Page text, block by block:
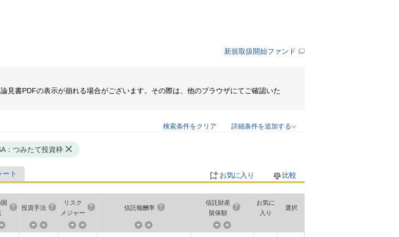
新規取扱開始ファンド
見書PDFの表示が崩れる場合がございます。その際は、他のブラウザにてご確認いた
検索条件をクリア 詳細条件を追加する
：つみたて投資枠
ート 比較
お気に入り
投資手法
リスク
メジャー
信託報酬率
信託財産
留保額
お気に
入り
選択